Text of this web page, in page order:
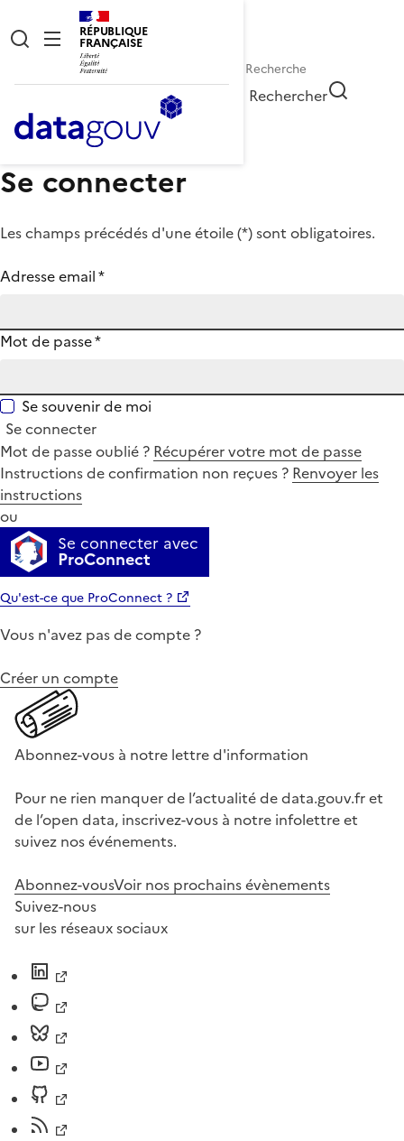
RÉPUBLIQUE
FRANÇAISE
Rechercher
Se connecter
Les champs précédés d'une étoile (*) sont obligatoires.
Adresse email*
Mot de passe*
Se souvenir de moi
Se connecter
Mot de passe oublié ? Récupérer votre mot de passe
Instructions de confirmation non reçues ? Renvoyer les
instructions
ou
Se connecter avec
ProConnect
Qu'est-ce que ProConnect ?
Vous n'avez pas de compte ?
Créer un compte
Abonnez-vous à notre lettre d'information
Pour ne rien manquer de l’actualité de data.gouv.fr et
de l’open data, inscrivez-vous à notre infolettre et
suivez nos événements.
Abonnez-vousVoir nos prochains évènements
Suivez-nous
sur les réseaux sociaux